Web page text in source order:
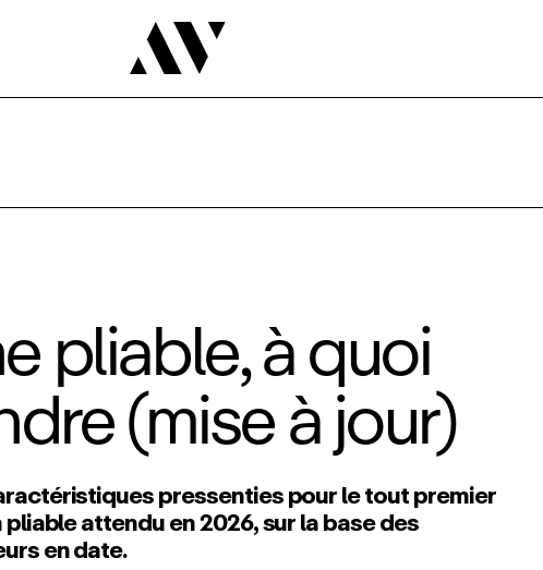
pliable, à quoi
(mise à jour)
pressenties pour le tout premier
attendu en 2026, sur la base des
en date.